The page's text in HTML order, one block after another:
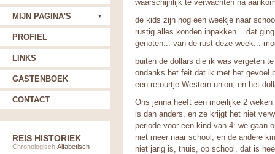
waarschijnlijk te verwachten na
de kids zijn nog een weekje naar
rustig alles konden inpakken... dat
genoten... van de rust deze week...
buiten de dollars die ik was vergeten
ondanks het feit dat ik met het gevoel
een retourtje Western union, en het
Ons jenna heeft een moeilijke 2
is dan anders, en ze krijgt het niet
periode voor een kind van 4: we gaan
niet meer naar school, en de andere
niet jarig is, thuis, op school, dat is
MIJN PAGINA'S
PROFIEL
LINKS
GASTENBOEK
CONTACT
REIS HISTORIEK
Chronologisch|Alfabetisch